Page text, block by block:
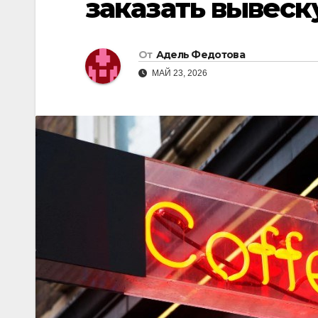
заказать
От Адель Федотова
МАЙ 23, 2026